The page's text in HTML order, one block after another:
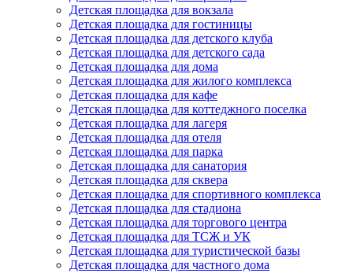
Детская площадка для вокзала
Детская площадка для гостиницы
Детская площадка для детского клуба
Детская площадка для детского сада
Детская площадка для дома
Детская площадка для жилого комплекса
Детская площадка для кафе
Детская площадка для коттеджного поселка
Детская площадка для лагеря
Детская площадка для отеля
Детская площадка для парка
Детская площадка для санатория
Детская площадка для сквера
Детская площадка для спортивного комплекса
Детская площадка для стадиона
Детская площадка для торгового центра
Детская площадка для ТСЖ и УК
Детская площадка для туристической базы
Детская площадка для частного дома